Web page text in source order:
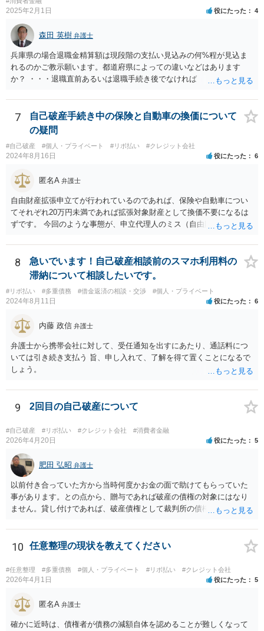
2025年2月1日 役にたった 4
森田 英樹 弁護士
兵庫県の場合退職金精算額は現段階の支払い見込みの何%程が見込ま
れるのかご教示願います。都道府県によっての違いなどはあります
か？ ・・・退職直前あるいは退職手続き後でなければ １２・５％が
準でしょう。 また着手して頂いてから最短どのくらいで認可されるの
でしょうか？ ・・・受任通知を送付して 債権者からの債権調査票が
回答されるまで ２か月程度 その間に準備が進めば 直ちに申し立
週間で開始決定がでて それから ２か月程度で認可となる流れで
7
自己破産手続き中の保険と自動車の換価について
の疑問
#自己破産 #個人・プライベート #リボ払い #クレジット会社
2024年8月16日 役にたった 6
匿名A 弁護士
自由財産拡張申立てが行われているのであれば、保険や自動車につい
てそれぞれ20万円未満であれば拡張対象財産として換価不要になるは
ずです。 今回のような事態が、申立代理人のミス（自由財産拡張申立
知識がない）なのか、お書きの事情からはわかりませんので、依頼し
た弁護士を交えて裁判所の意見も聞いて対応した方がよいと思いま
8
急いでいます！自己破産相談前のスマホ利用料の
滞納について相談したいです。
#リボ払い #多重債務 #借金返済の相談・交渉 #個人・プライベート
2024年8月11日 役にたった 6
内藤 政信 弁護士
弁護士から携帯会社に対して、受任通知を出すにあたり、通話料につ
いては引き続き支払う 旨、申し入れて、了解を得て置くことになるで
しょう。
9 2回目の自己破産について
#自己破産 #リボ払い #クレジット会社 #消費者金融
2026年4月20日 役にたった 5
肥田 弘昭 弁護士
以前付き合っていた方から当時何度かお金の面で助けてもらっていた
事があります。との点から、贈与であれば破産の債権の対象にはなり
ません。貸し付けであれば、破産債権として裁判所の債権者一覧表に
思います。生活保護を受給後法テラスを利用する流れになるかと思い
ます。ご参考にしてください。
10 任意整理の現状を教えてください
#任意整理 #多重債務 #個人・プライベート #リボ払い #クレジット会社
2026年4月1日 役にたった 5
匿名A 弁護士
確かに近時は、債権者が債務の減額自体を認めることが難しくなって